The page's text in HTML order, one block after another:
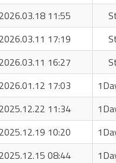
2026.03.18 11:55
2026.03.11 17:19
2026.03.11 16:27
2026.01.12 17:03
2025.12.22 11:34
2025.12.19 10:20
2025.12.15 08:44